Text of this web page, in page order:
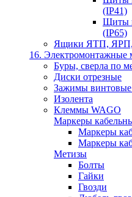
(IP41)
Щиты
(IP65)
Ящики ЯТП,
16. Электромонтажные
Буры, сверла по
Диски отрезные
Зажимы
Изолента
Клеммы WAGO
Маркеры
Маркеры
Маркеры
Метизы
Болты
Гайки
Гвозди